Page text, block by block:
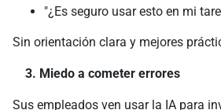
"¿Es seguro usar esto en mi
Sin orientación clara y mejores
3. Miedo a cometer errores
Sus empleados ven usar la IA para